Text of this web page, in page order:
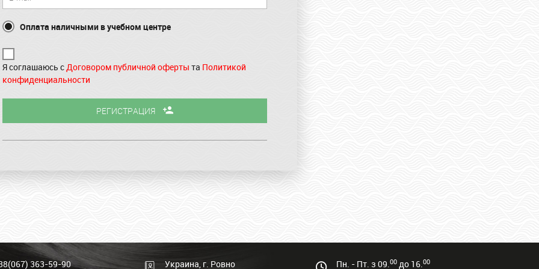
Оплата наличными в учебном центре
Я соглашаюсь сДоговором публичной оферты та Политикой
конфиденциальности
РЕГИСТРАЦИЯ
363-59-90 Украина, г. Ровно Пн. - Пт. з 09.00 до 16.00